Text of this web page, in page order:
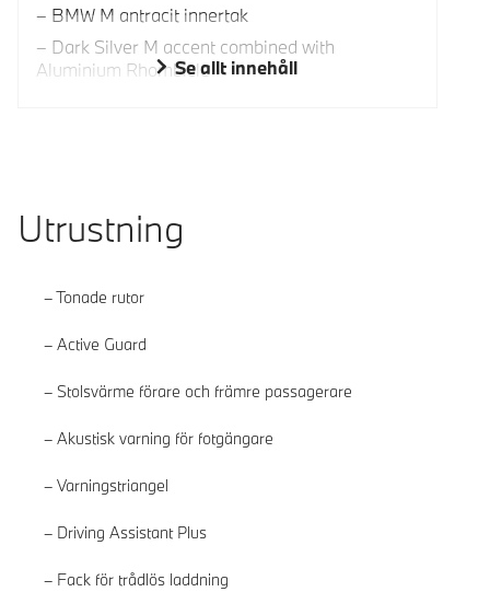
BMW M antracit innertak
Dark Silver M accent combined with
Aluminium RhombicleSe allt innehåll
Utrustning
Tonade rutor
Active Guard
Stolsvärme förare och främre passagerare
Akustisk varning för fotgängare
Varningstriangel
Driving Assistant Plus
Fack för trådlös laddning